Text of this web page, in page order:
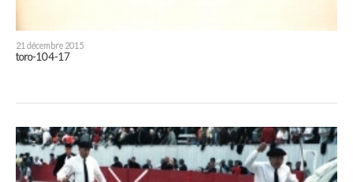
21 décembre 2015
toro-104-17